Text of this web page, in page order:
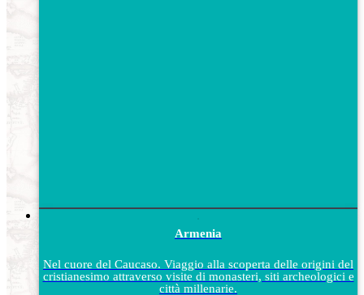
Armenia
Nel cuore del Caucaso. Viaggio alla scoperta delle origini del
cristianesimo attraverso visite di monasteri, siti archeologici e
città millenarie.